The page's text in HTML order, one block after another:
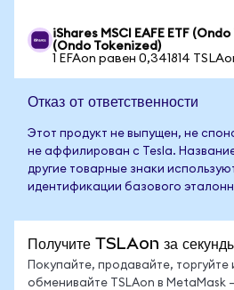
iShares MSCI EAFE ETF
(Ondo Tokenized)
1 EFAon равен 0,341814
Отказ от ответственности
Этот продукт не выпущен, не
не аффилирован с Tesla.
другие товарные знаки
идентификации базового
Получите TSLAon за
Покупайте, продавайте, торгуйте
обменивайте TSLAon в MetaMask